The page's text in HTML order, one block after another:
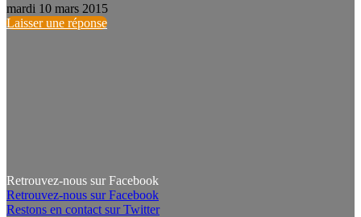
mardi 10 mars 2015
Laisser une réponse
Retrouvez-nous sur Facebook
Retrouvez-nous sur Facebook
Restons en contact sur Twitter